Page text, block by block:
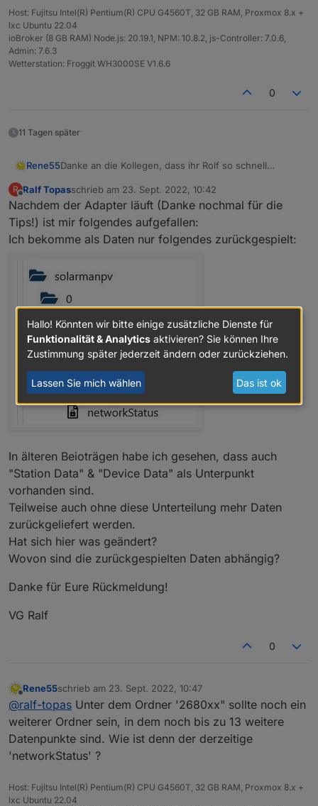
Host: Fujitsu Intel(R) Pentium(R) CPU G4560T, 32 GB RAM, Proxmox 8.x +
lxc Ubuntu 22.04
ioBroker (8 GB RAM) Node.js: 20.19.1, NPM: 10.8.2, js-Controller: 7.0.6,
Admin: 7.6.3
Wetterstation: Froggit WH3000SE V1.6.6
0
11 Tagen später
Rene55Danke an die Kollegen, dass ihr Rolf so schnell
R
Offline
Ralf Topasschrieb am 23. Sept. 2022, 10:42
zuletzt editiert von
Nachdem der Adapter läuft (Danke nochmal für die
Tips!) ist mir folgendes aufgefallen:
Ich bekomme als Daten nur folgendes zurückgespielt:
In älteren Beioträgen habe ich gesehen, dass auch
"Station Data" & "Device Data" als Unterpunkt
vorhanden sind.
Teilweise auch ohne diese Unterteilung mehr Daten
zurückgeliefert werden.
Hat sich hier was geändert?
Wovon sind die zurückgespielten Daten abhängig?
Danke für Eure Rückmeldung!
VG Ralf
0
Offline
Rene55schrieb am 23. Sept. 2022, 10:47
zuletzt editiert von
@ralf-topas Unter dem Ordner '2680xx" sollte noch ein
weiterer Ordner sein, in dem noch bis zu 13 weitere
Datenpunkte sind. Wie ist denn der derzeitige
'networkStatus' ?
Host: Fujitsu Intel(R) Pentium(R) CPU G4560T, 32 GB RAM, Proxmox 8.x +
lxc Ubuntu 22.04
Hallo! Könnten wir bitte einige zusätzliche Dienste für
Funktionalität & Analytics aktivieren? Sie können Ihre
Zustimmung später jederzeit ändern oder zurückziehen.
Lassen Sie mich wählen Das ist ok